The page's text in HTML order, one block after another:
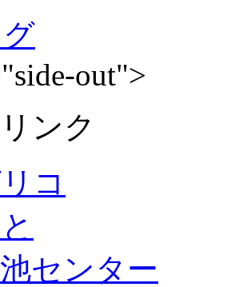
out">
ンク
コ
センター